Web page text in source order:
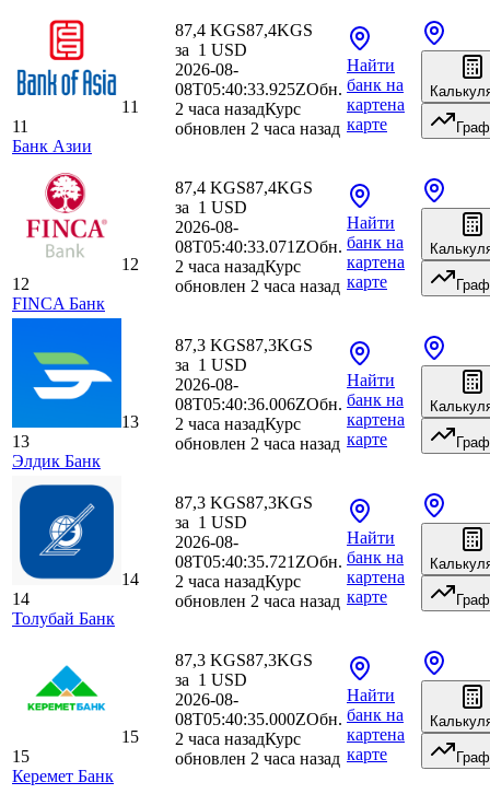
11
11
Банк Азии
87,4 KGS87,4KGS
за 1 USD
2026-08-
08T05:40:33.925ZОбн.
2 часа назадКурс
обновлен 2 часа назад
Найти
банк на
картена
карте
12
12
FINCA Банк
87,4 KGS87,4KGS
за 1 USD
2026-08-
08T05:40:33.071ZОбн.
2 часа назадКурс
обновлен 2 часа назад
Найти
банк на
картена
карте
13
13
Элдик Банк
87,3 KGS87,3KGS
за 1 USD
2026-08-
08T05:40:36.006ZОбн.
2 часа назадКурс
обновлен 2 часа назад
Найти
банк на
картена
карте
14
14
Толубай Банк
87,3 KGS87,3KGS
за 1 USD
2026-08-
08T05:40:35.721ZОбн.
2 часа назадКурс
обновлен 2 часа назад
Найти
банк на
картена
карте
15
15
Керемет Банк
87,3 KGS87,3KGS
за 1 USD
2026-08-
08T05:40:35.000ZОбн.
2 часа назадКурс
обновлен 2 часа назад
Найти
банк на
картена
карте